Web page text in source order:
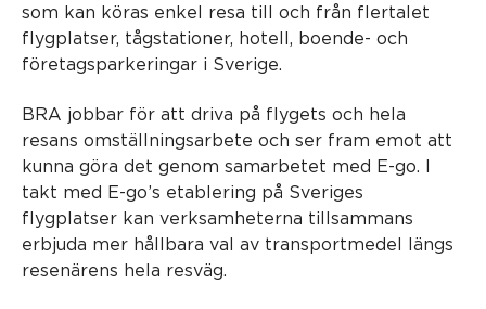
som kan köras enkel resa till och från flertalet
flygplatser, tågstationer, hotell, boende- och
företagsparkeringar i Sverige.
BRA jobbar för att driva på flygets och hela
resans omställningsarbete och ser fram emot att
kunna göra det genom samarbetet med E-go. I
takt med E-go’s etablering på Sveriges
flygplatser kan verksamheterna tillsammans
erbjuda mer hållbara val av transportmedel längs
resenärens hela resväg.